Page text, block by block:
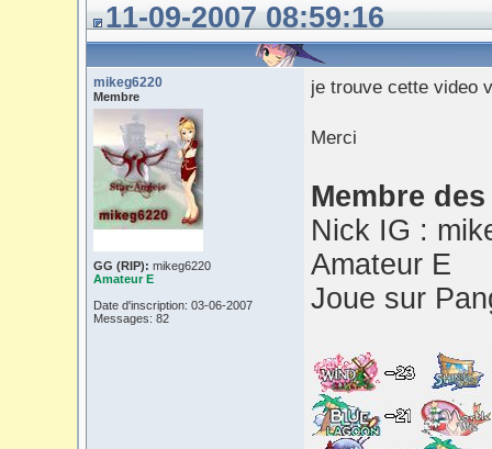
11-09-2007 08:59:16
mikeg6220
Membre
GG (RIP): mikeg6220
Amateur E
Date d'inscription: 03-06-2007
Messages: 82
je trouve cette video
Merci
Membre
Nick IG :
Amateur E
Joue sur